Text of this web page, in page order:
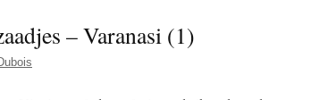
– Varanasi (1)